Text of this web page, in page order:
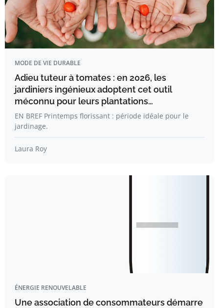
MODE DE VIE DURABLE
Adieu tuteur à tomates : en 2026, les
jardiniers ingénieux adoptent cet outil
méconnu pour leurs plantations…
EN BREF Printemps florissant : période idéale pour le
jardinage.
Laura Roy
ÉNERGIE RENOUVELABLE
Une association de consommateurs démarre